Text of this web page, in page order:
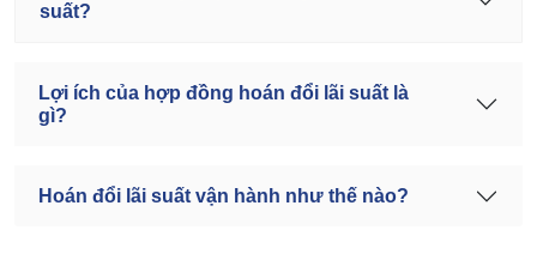
suất?
Lợi ích của hợp đồng hoán đổi lãi suất là
gì?
Hoán đổi lãi suất vận hành như thế nào?